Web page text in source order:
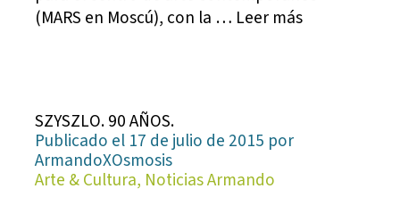
(MARS en Moscú), con la … Leer más
SZYSZLO. 90 AÑOS.
Publicado el 17 de julio de 2015 por
ArmandoXOsmosis
Arte & Cultura, Noticias Armando